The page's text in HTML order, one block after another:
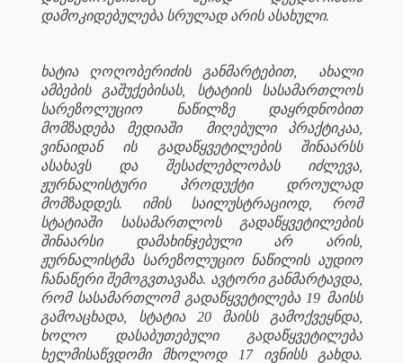
დამოკიდებულება სრულად არის ასახული.
ხატია ღოღობერიძის განმარტებით,
ახალი
ამბების გაშუქებისას, სტატიის სასამართლოს
სარეზოლუციო ნაწილზე დაყრდნობით
მომზადება მედიაში
მიღებული პრაქტიკაა,
ვინაიდან ის გადაწყვეტილების შინაარსს
ასახავს და შესაძლებლობას იძლევა,
ჟურნალისტური პროდუქტი დროულად
მომზადდეს. იმის საილუსტრაციოდ, რომ
სტატიაში სასამართლოს გადაწყვეტილების
შინაარსი დამახინჯებული არ არის,
ჟურნალისტმა სარეზოლუციო ნაწილის აუდიო
ჩანაწერი შემოგვთავაზა. ავტორი განმარტავდა,
რომ სასამართლომ გადაწყვეტილება 19 მაისს
გამოაცხადა, სტატია 20 მაისს გამოქვეყნდა,
ხოლო დასაბუთებული გადაწყვეტილება
ხელმისაწვდომი მხოლოდ 17 ივნისს გახდა.